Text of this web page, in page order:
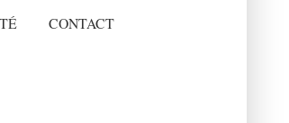
CONTACT